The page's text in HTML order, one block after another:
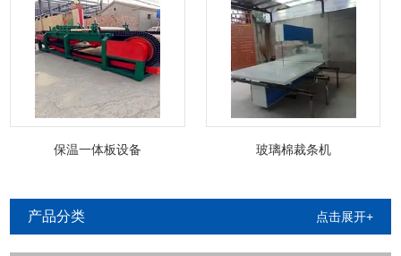
保温一体板设备 玻璃棉裁条机
产品分类 点击展开+